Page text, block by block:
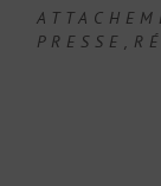
PRESSE ,